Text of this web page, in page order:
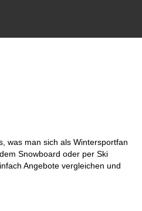
was man sich als Wintersportfan
Snowboard oder per Ski
Angebote vergleichen und